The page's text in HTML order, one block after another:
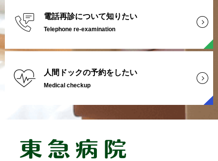
電話再診について知りたい
Telephone re-examination
人間ドックの予約をしたい
Medical checkup